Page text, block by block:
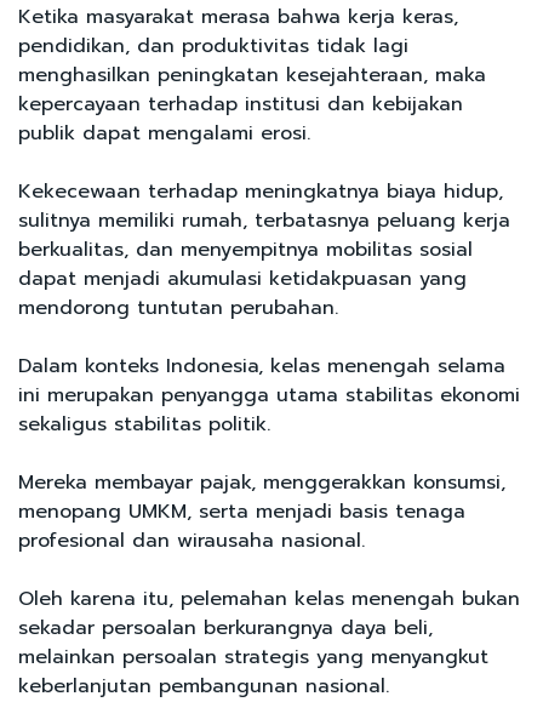
Ketika masyarakat merasa bahwa kerja keras,
pendidikan, dan produktivitas tidak lagi
menghasilkan peningkatan kesejahteraan, maka
kepercayaan terhadap institusi dan kebijakan
publik dapat mengalami erosi.
Kekecewaan terhadap meningkatnya biaya hidup,
sulitnya memiliki rumah, terbatasnya peluang kerja
berkualitas, dan menyempitnya mobilitas sosial
dapat menjadi akumulasi ketidakpuasan yang
mendorong tuntutan perubahan.
Dalam konteks Indonesia, kelas menengah selama
ini merupakan penyangga utama stabilitas ekonomi
sekaligus stabilitas politik.
Mereka membayar pajak, menggerakkan konsumsi,
menopang UMKM, serta menjadi basis tenaga
profesional dan wirausaha nasional.
Oleh karena itu, pelemahan kelas menengah bukan
sekadar persoalan berkurangnya daya beli,
melainkan persoalan strategis yang menyangkut
keberlanjutan pembangunan nasional.